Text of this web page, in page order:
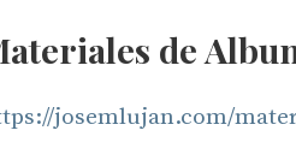
de
josemlujan.com/